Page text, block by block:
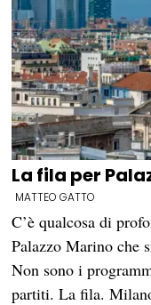
La fila per
MATTEO GATTO
C’è qualcosa di
Palazzo Marino che
Non sono i
partiti. La fila.